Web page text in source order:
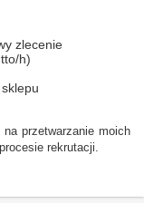
zlecenie
h)
przetwarzanie moich
rekrutacji.